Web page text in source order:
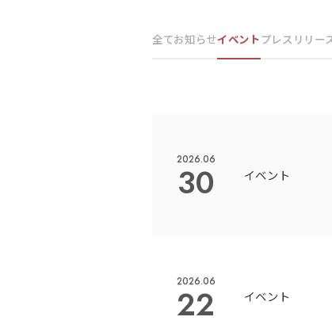
全てお知らせイベントプレスリリー
2026.06
30 イベント
2026.06
22 イベント